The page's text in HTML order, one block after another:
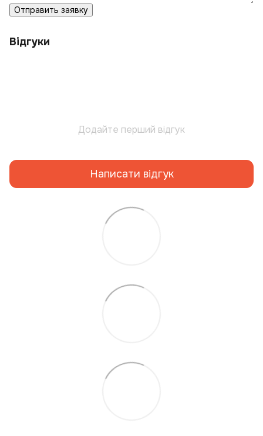
Отправить заявку
Відгуки
Додайте перший відгук
Написати відгук